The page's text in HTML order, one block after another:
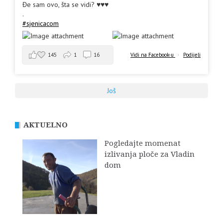
Đe sam ovo, šta se vidi? ♥️♥️♥️
.
#sjenicacom
Vidi na Facebook-u · Podijeli
145 1 16
Još
AKTUELNO
Pogledajte momenat
izlivanja ploče za Vladin
dom